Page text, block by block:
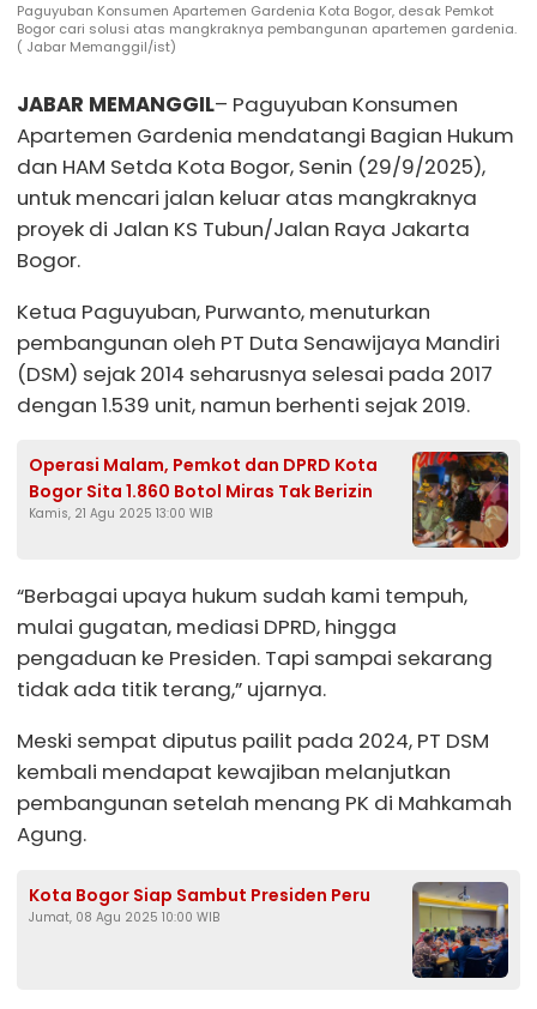
Paguyuban Konsumen Apartemen Gardenia Kota Bogor, desak Pemkot
Bogor cari solusi atas mangkraknya pembangunan apartemen gardenia.
( Jabar Memanggil/ist)
JABAR MEMANGGIL– Paguyuban Konsumen
Apartemen Gardenia mendatangi Bagian Hukum
dan HAM Setda Kota Bogor, Senin (29/9/2025),
untuk mencari jalan keluar atas mangkraknya
proyek di Jalan KS Tubun/Jalan Raya Jakarta
Bogor.
Ketua Paguyuban, Purwanto, menuturkan
pembangunan oleh PT Duta Senawijaya Mandiri
(DSM) sejak 2014 seharusnya selesai pada 2017
dengan 1.539 unit, namun berhenti sejak 2019.
Operasi Malam, Pemkot dan DPRD Kota
Bogor Sita 1.860 Botol Miras Tak Berizin
Kamis, 21 Agu 2025 13:00 WIB
“Berbagai upaya hukum sudah kami tempuh,
mulai gugatan, mediasi DPRD, hingga
pengaduan ke Presiden. Tapi sampai sekarang
tidak ada titik terang,” ujarnya.
Meski sempat diputus pailit pada 2024, PT DSM
kembali mendapat kewajiban melanjutkan
pembangunan setelah menang PK di Mahkamah
Agung.
Kota Bogor Siap Sambut Presiden Peru
Jumat, 08 Agu 2025 10:00 WIB